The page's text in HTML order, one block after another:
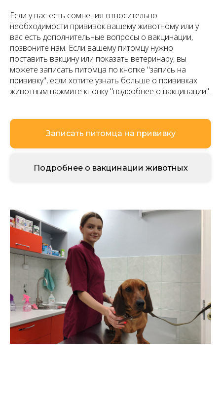
Если у вас есть сомнения относительно
необходимости прививок вашему животному или у
вас есть дополнительные вопросы о вакцинации,
позвоните нам. Если вашему питомцу нужно
поставить вакцину или показать ветеринару, вы
можете записать питомца по кнопке "запись на
прививку", если хотите узнать больше о прививках
животным нажмите кнопку "подробнее о вакцинации".
Записать питомца на прививку
Подробнее о вакцинации животных